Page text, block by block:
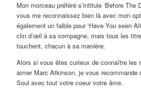
Mon morceau préféré s’intitule ‘Before The
vous me reconnaissez bien là avec mon
également un faible pour ‘Have You seen
clin d’œil à sa compagne, mais tous les
touchent, chacun à sa manière.
Alors si vous êtes curieux de connaître les
aimer Marc Atkinson, je vous recommande
Soul avec tout votre coeur votre âme.